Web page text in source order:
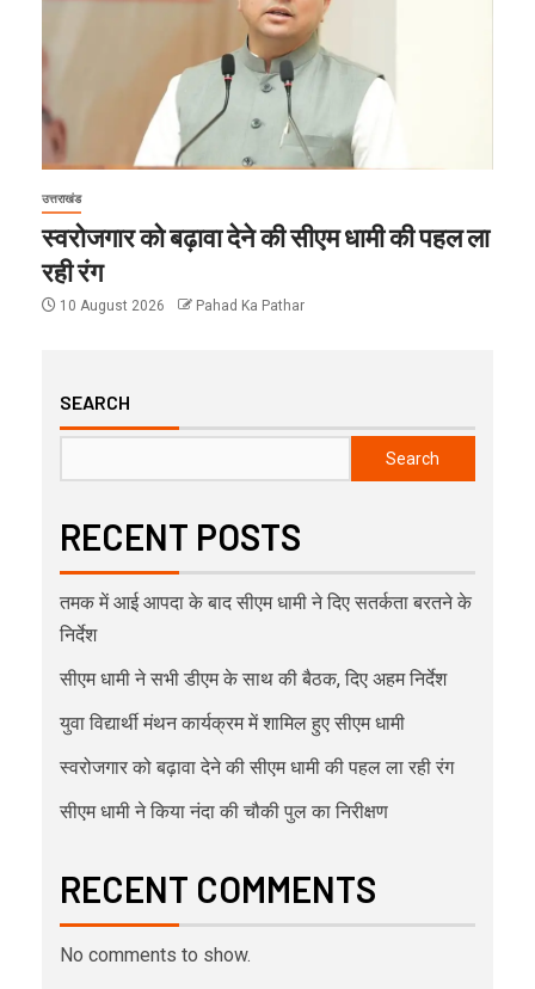
उत्तराखंड
स्वरोजगार को बढ़ावा देने की सीएम धामी की पहल ला
रही रंग
10 August 2026 Pahad Ka Pathar
SEARCH
Search
RECENT POSTS
तमक में आई आपदा के बाद सीएम धामी ने दिए सतर्कता बरतने के
निर्देश
सीएम धामी ने सभी डीएम के साथ की बैठक, दिए अहम निर्देश
युवा विद्यार्थी मंथन कार्यक्रम में शामिल हुए सीएम धामी
स्वरोजगार को बढ़ावा देने की सीएम धामी की पहल ला रही रंग
सीएम धामी ने किया नंदा की चौकी पुल का निरीक्षण
RECENT COMMENTS
No comments to show.